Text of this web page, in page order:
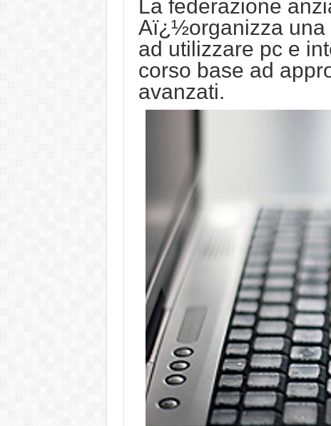
La federazione
Aï¿½organizza una
ad utilizzare pc e
corso base ad
avanzati.